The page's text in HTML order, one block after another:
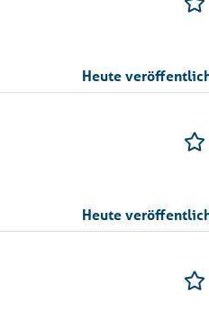
Heute
Heute